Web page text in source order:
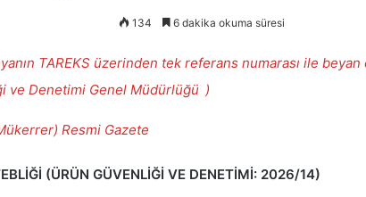
134 6 dakika okuma süresi
TAREKS üzerinden tek referans numarası ile
ve Denetimi Genel Müdürlüğü )
Resmi Gazete
(ÜRÜN GÜVENLİĞİ VE DENETİMİ: 2026/14)